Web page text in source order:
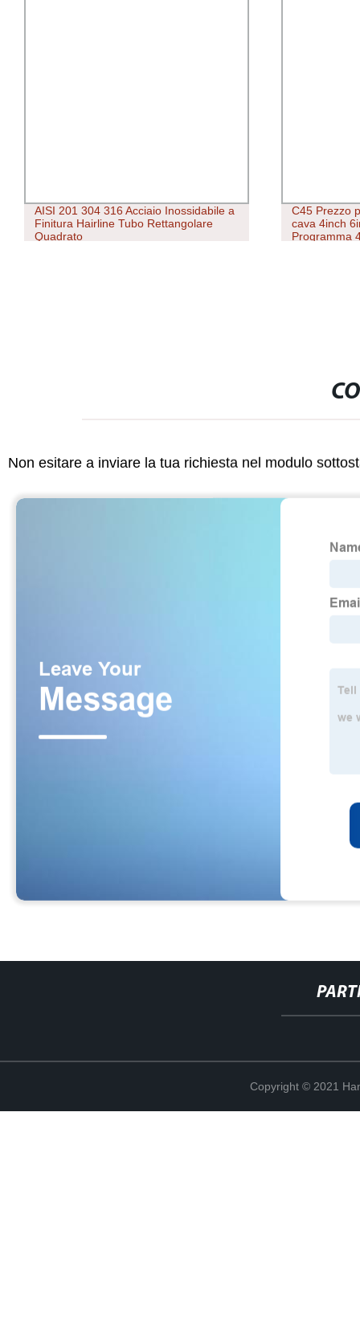
AISI 201 304 316 Acciaio Inossidabile a
Finitura Hairline Tubo Rettangolare
Quadrato
C45 Prezzo
cava 4inch
Programma
Non esitare a inviare la tua richiesta nel modulo
Copyright © 2021